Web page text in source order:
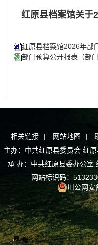
红原县档案馆关于
红原县档案馆2026年部
部门预算公开报表（部门
相关链接 | 网站地图 |
主办：中共红原县委员会 红
承 办：中共红原县委办公室
网站标识码：
川公网